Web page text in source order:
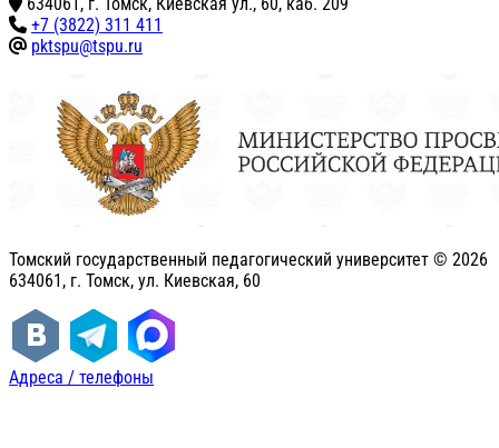
+7 (3822) 311 411
pktspu@tspu.ru
Томский государственный педагогический университет © 2026
634061, г. Томск, ул. Киевская, 60
Адреса / телефоны